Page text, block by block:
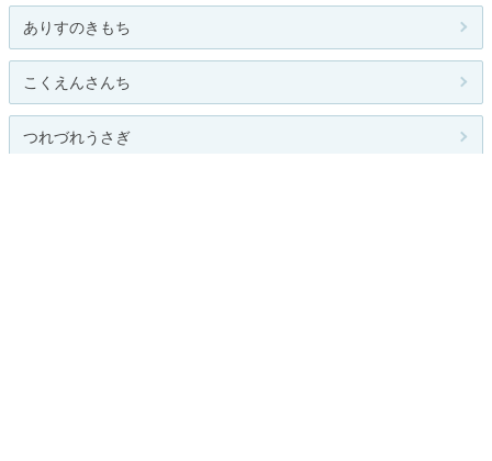
ありすのきもち
こくえんさんち
つれづれうさぎ